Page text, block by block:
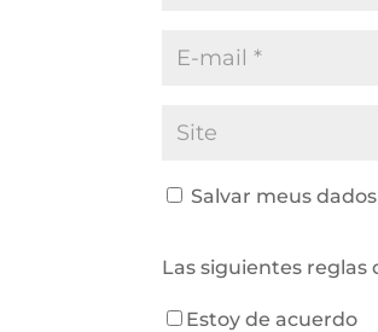
Salvar meus
Las siguientes reglas
Estoy de acuerdo